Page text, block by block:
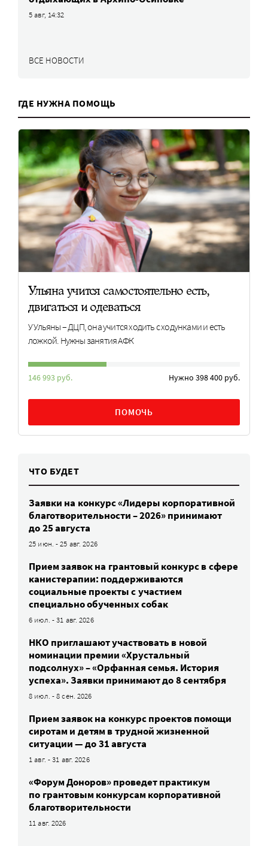
5 авг, 14:32
ВСЕ НОВОСТИ
ГДЕ НУЖНА ПОМОЩЬ
Ульяна учится самостоятельно есть,
двигаться и одеваться
У Ульяны – ДЦП, она учится ходить с ходунками и есть
ложкой. Нужны занятия АФК
146 993 руб. Нужно 398 400 руб.
ПОМОЧЬ
ЧТО БУДЕТ
Заявки на конкурс «Лидеры корпоративной
благотворительности – 2026» принимают
до 25 августа
25 июн. - 25 авг. 2026
Прием заявок на грантовый конкурс в сфере
канистерапии: поддерживаются
социальные проекты с участием
специально обученных собак
6 июл. - 31 авг. 2026
НКО приглашают участвовать в новой
номинации премии «Хрустальный
подсолнух» – «Орфанная семья. История
успеха». Заявки принимают до 8 сентября
8 июл. - 8 сен. 2026
Прием заявок на конкурс проектов помощи
сиротам и детям в трудной жизненной
ситуации — до 31 августа
1 авг. - 31 авг. 2026
«Форум Доноров» проведет практикум
по грантовым конкурсам корпоративной
благотворительности
11 авг. 2026